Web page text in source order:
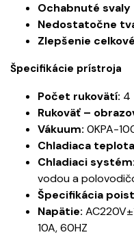
Ochabnuté svaly
Nedostatočne
Zlepšenie
Špecifikácie prístroja
Počet rukovätí: 4
Rukoväť –
Vákuum: 0KPA-
Chladiaca
Chladiaci systém:
vodou a
Špecifikácia
Napätie:
10A, 60HZ